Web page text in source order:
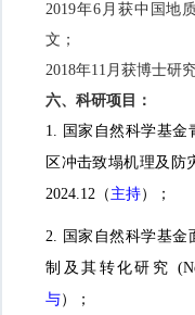
2019年6 月获中国地
文；
2018年11 月获博士研
六、科研项目：
1. 国家自然科学基金
区冲击致塌机理及防
2024.12 （ 主持）；
2. 国家自然科学基
制及其转化研究
与）；